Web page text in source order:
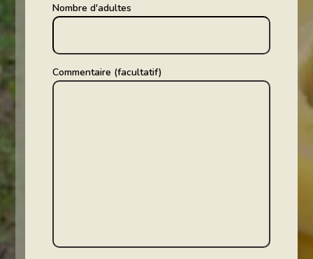
Nombre d'adultes
Commentaire (facultatif)